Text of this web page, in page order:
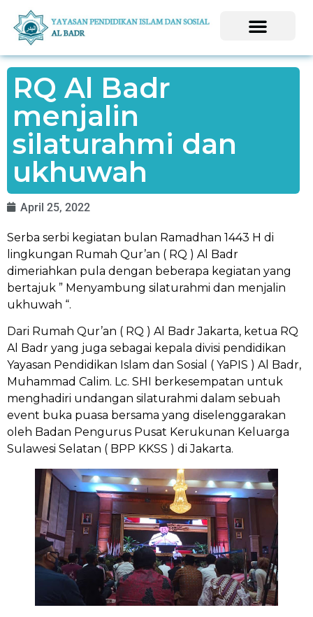
RQ Al Badr
menjalin
silaturahmi dan
ukhuwah
April 25, 2022
Serba serbi kegiatan bulan Ramadhan 1443 H di
lingkungan Rumah Qur’an ( RQ ) Al Badr
dimeriahkan pula dengan beberapa kegiatan yang
bertajuk ” Menyambung silaturahmi dan menjalin
ukhuwah “.
Dari Rumah Qur’an ( RQ ) Al Badr Jakarta, ketua RQ
Al Badr yang juga sebagai kepala divisi pendidikan
Yayasan Pendidikan Islam dan Sosial ( YaPIS ) Al Badr,
Muhammad Calim. Lc. SHI berkesempatan untuk
menghadiri undangan silaturahmi dalam sebuah
event buka puasa bersama yang diselenggarakan
oleh Badan Pengurus Pusat Kerukunan Keluarga
Sulawesi Selatan ( BPP KKSS ) di Jakarta.